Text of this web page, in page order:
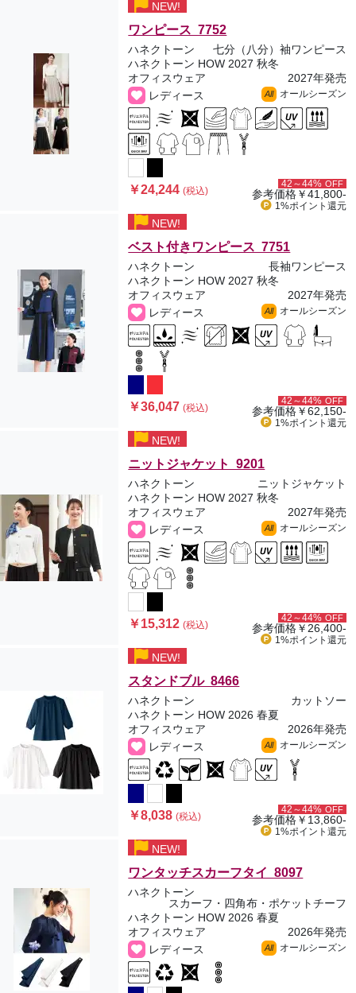
NEW!
ワンピース 7752
ハネクトーン
七分（八分）袖ワンピース
ハネクトーン HOW 2027 秋冬
オフィスウェア
2027年発売
レディース
All オールシーズン
￥24,244(税込)
42～44% OFF
参考価格￥41,800-
1%ポイント 還元
NEW!
ベスト付きワンピース 7751
ハネクトーン
長袖ワンピース
ハネクトーン HOW 2027 秋冬
オフィスウェア
2027年発売
レディース
All オールシーズン
￥36,047(税込)
42～44% OFF
参考価格￥62,150-
1%ポイント 還元
NEW!
ニットジャケット 9201
ハネクトーン
ニットジャケット
ハネクトーン HOW 2027 秋冬
オフィスウェア
2027年発売
レディース
All オールシーズン
￥15,312(税込)
42～44% OFF
参考価格￥26,400-
1%ポイント 還元
NEW!
スタンドブル 8466
ハネクトーン
カットソー
ハネクトーン HOW 2026 春夏
オフィスウェア
2026年発売
レディース
All オールシーズン
￥8,038(税込)
42～44% OFF
参考価格￥13,860-
1%ポイント 還元
NEW!
ワンタッチスカーフタイ 8097
ハネクトーン
スカーフ・四角布・ポケットチーフ
ハネクトーン HOW 2026 春夏
オフィスウェア
2026年発売
レディース
All オールシーズン